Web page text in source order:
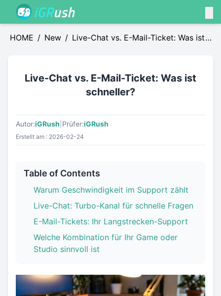
HOME / News / Live-Chat vs. E-Mail-Ticket: Was ist
Live-Chat vs. E-Mail-Ticket: Was ist
schneller?
Autor:iGRush Prüfer:iGRush
Erstellt am : 2026-02-24
Table of Contents
Warum Geschwindigkeit im Support zählt
Live-Chat: Turbo-Kanal für schnelle Fragen
E-Mail-Tickets: Ihr Langstrecken-Support
Welche Kombination für Ihr Game oder
Studio sinnvoll ist